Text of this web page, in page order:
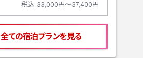
税込 33,000円〜37,400円
全ての宿泊プランを見る